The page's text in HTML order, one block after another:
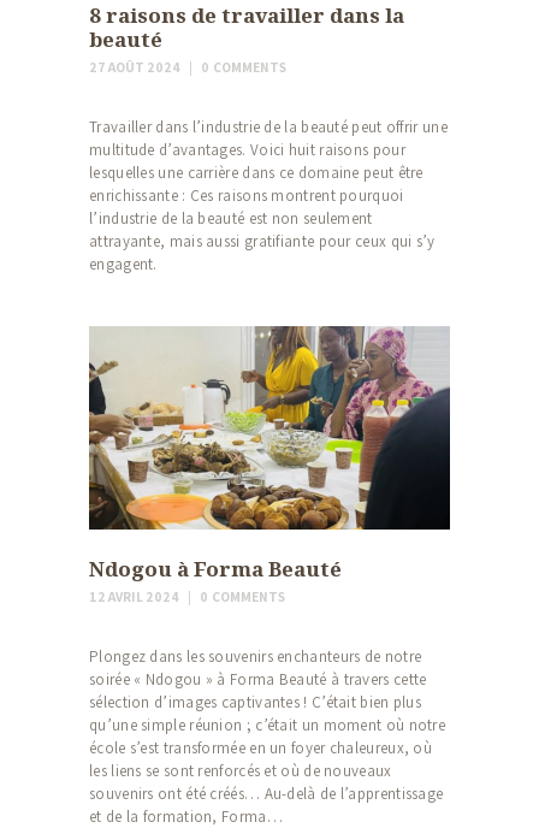
8 raisons de travailler dans la
beauté
27 AOÛT 2024 0 COMMENTS
Travailler dans l’industrie de la beauté peut offrir une
multitude d’avantages. Voici huit raisons pour
lesquelles une carrière dans ce domaine peut être
enrichissante : Ces raisons montrent pourquoi
l’industrie de la beauté est non seulement
attrayante, mais aussi gratifiante pour ceux qui s’y
engagent.
Ndogou à Forma Beauté
12 AVRIL 2024 0 COMMENTS
Plongez dans les souvenirs enchanteurs de notre
soirée « Ndogou » à Forma Beauté à travers cette
sélection d’images captivantes ! C’était bien plus
qu’une simple réunion ; c’était un moment où notre
école s’est transformée en un foyer chaleureux, où
les liens se sont renforcés et où de nouveaux
souvenirs ont été créés… Au-delà de l’apprentissage
et de la formation, Forma…